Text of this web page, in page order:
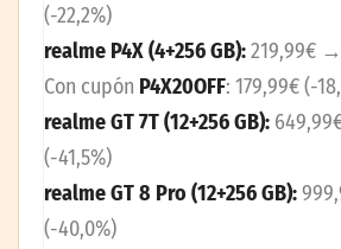
(-22,2%)
realme P4X (4+256 GB):219,99€ →
Con cupón P4X20OFF: 179,99€ (-
realme GT 7T (12+256 GB):
(-41,5%)
realme GT 8 Pro (12+256 GB):
(-40,0%)